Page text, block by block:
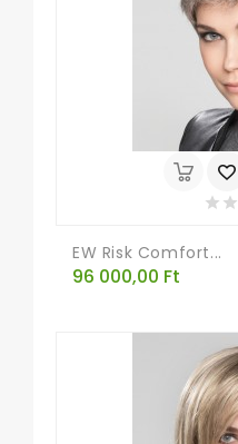
EW Risk Comfort...
Ár
96 000,00 Ft